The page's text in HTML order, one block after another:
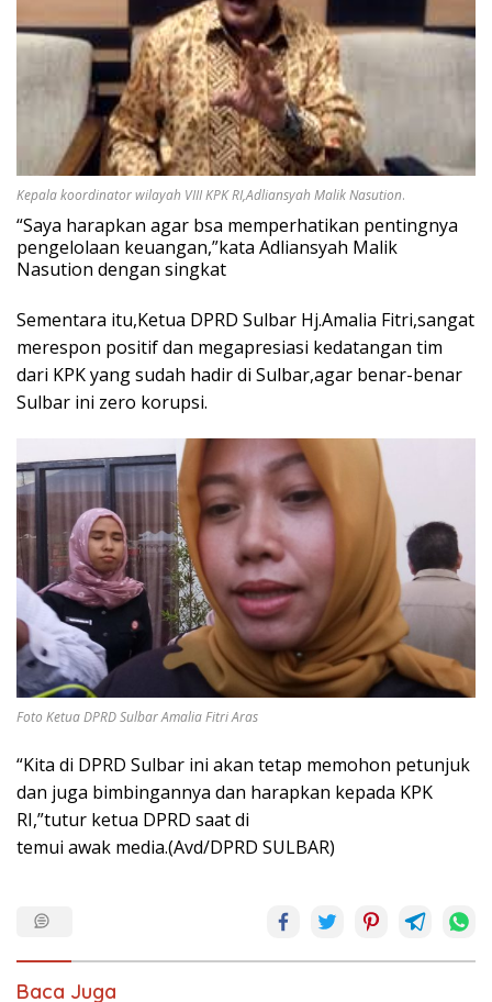
Kepala koordinator wilayah VIII KPK RI,Adliansyah Malik Nasution.
“Saya harapkan agar bsa memperhatikan pentingnya
pengelolaan keuangan,”kata Adliansyah Malik
Nasution dengan singkat
Sementara itu,Ketua DPRD Sulbar Hj.Amalia Fitri,sangat
merespon positif dan megapresiasi kedatangan tim
dari KPK yang sudah hadir di Sulbar,agar benar-benar
Sulbar ini zero korupsi.
Foto Ketua DPRD Sulbar Amalia Fitri Aras
“Kita di DPRD Sulbar ini akan tetap memohon petunjuk
dan juga bimbingannya dan harapkan kepada KPK
RI,”tutur ketua DPRD saat di
temui awak media.(Avd/DPRD SULBAR)
Baca Juga